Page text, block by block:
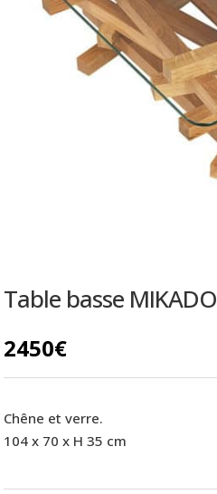
Table basse MIKADO
2450€
Chêne et verre.
104 x 70 x H 35 cm